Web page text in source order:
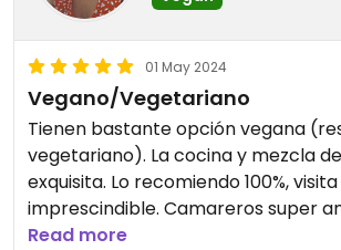
01 May 2024
Vegano/Vegetariano
Tienen bastante opción vegana
vegetariano). La cocina y mezcla
exquisita. Lo recomiendo 100%, visita
imprescindible. Camareros super
especial el brasileño fue de lo más
Read more